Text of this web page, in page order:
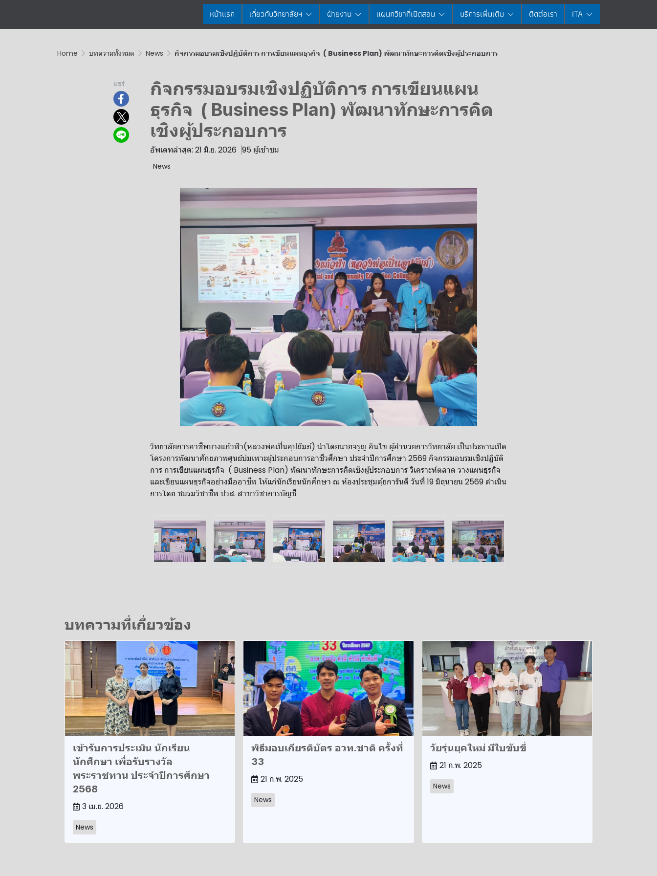
หน้าแรก เกี่ยวกับวิทยาลัยฯ ฝ่ายงาน แผนกวิชาที่เปิดสอน บริการเพิ่มเติม ติดต่อเรา ITA
Home บทความทั้งหมด News กิจกรรมอบรมเชิงปฏิบัติการ การเขียนแผนธุรกิจ ( Business Plan) พัฒนาทักษะการคิดเชิงผู้ประกอบการ
แชร์
กิจกรรมอบรมเชิงปฏิบัติการ การเขียนแผน
ธุรกิจ ( Business Plan) พัฒนาทักษะการคิด
เชิงผู้ประกอบการ
อัพเดทล่าสุด: 21 มิ.ย. 2026 95 ผู้เข้าชม
News
วิทยาลัยการอาชีพบางแก้วฟ้า(หลวงพ่อเปิ่นอุปถัมภ์) นำโดยนายจรูญ อินไข ผู้อำนวยการวิทยาลัย เป็นประธานเปิด
โครงการพัฒนาศักยภาพศูนย์บ่มเพาะผู้ประกอบการอาชีวศึกษา ประจำปีการศึกษา 2569 กิจกรรมอบรมเชิงปฏิบัติ
การ การเขียนแผนธุรกิจ ( Business Plan) พัฒนาทักษะการคิดเชิงผู้ประกอบการ วิเคราะห์ตลาด วางแผนธุรกิจ
และเขียนแผนธุรกิจอย่างมืออาชีพ ให้แก่นักเรียนนักศึกษา ณ ห้องประชุมตุ้ยการันตี วันที่ 19 มิถุนายน 2569 ดำเนิน
การโดย ชมรมวิชาชีพ ปวส. สาขาวิชาการบัญชี
บทความที่เกี่ยวข้อง
เข้ารับการประเมิน นักเรียน
นักศึกษา เพื่อรับรางวัล
พระราชทาน ประจำปีการศึกษา
2568
3 เม.ย. 2026
News
พิธีมอบเกียรติบัตร อวท.ชาติ ครั้งที่
33
21 ก.พ. 2025
News
วัยรุ่นยุคใหม่ มีใบขับขี่
21 ก.พ. 2025
News